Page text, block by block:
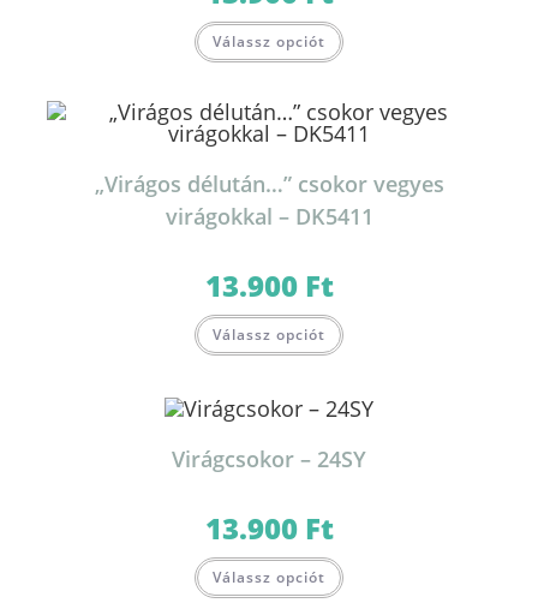
Válassz opciót
„Virágos délután…” csokor vegyes
virágokkal – DK5411
13.900 Ft
Válassz opciót
Virágcsokor – 24SY
13.900 Ft
Válassz opciót